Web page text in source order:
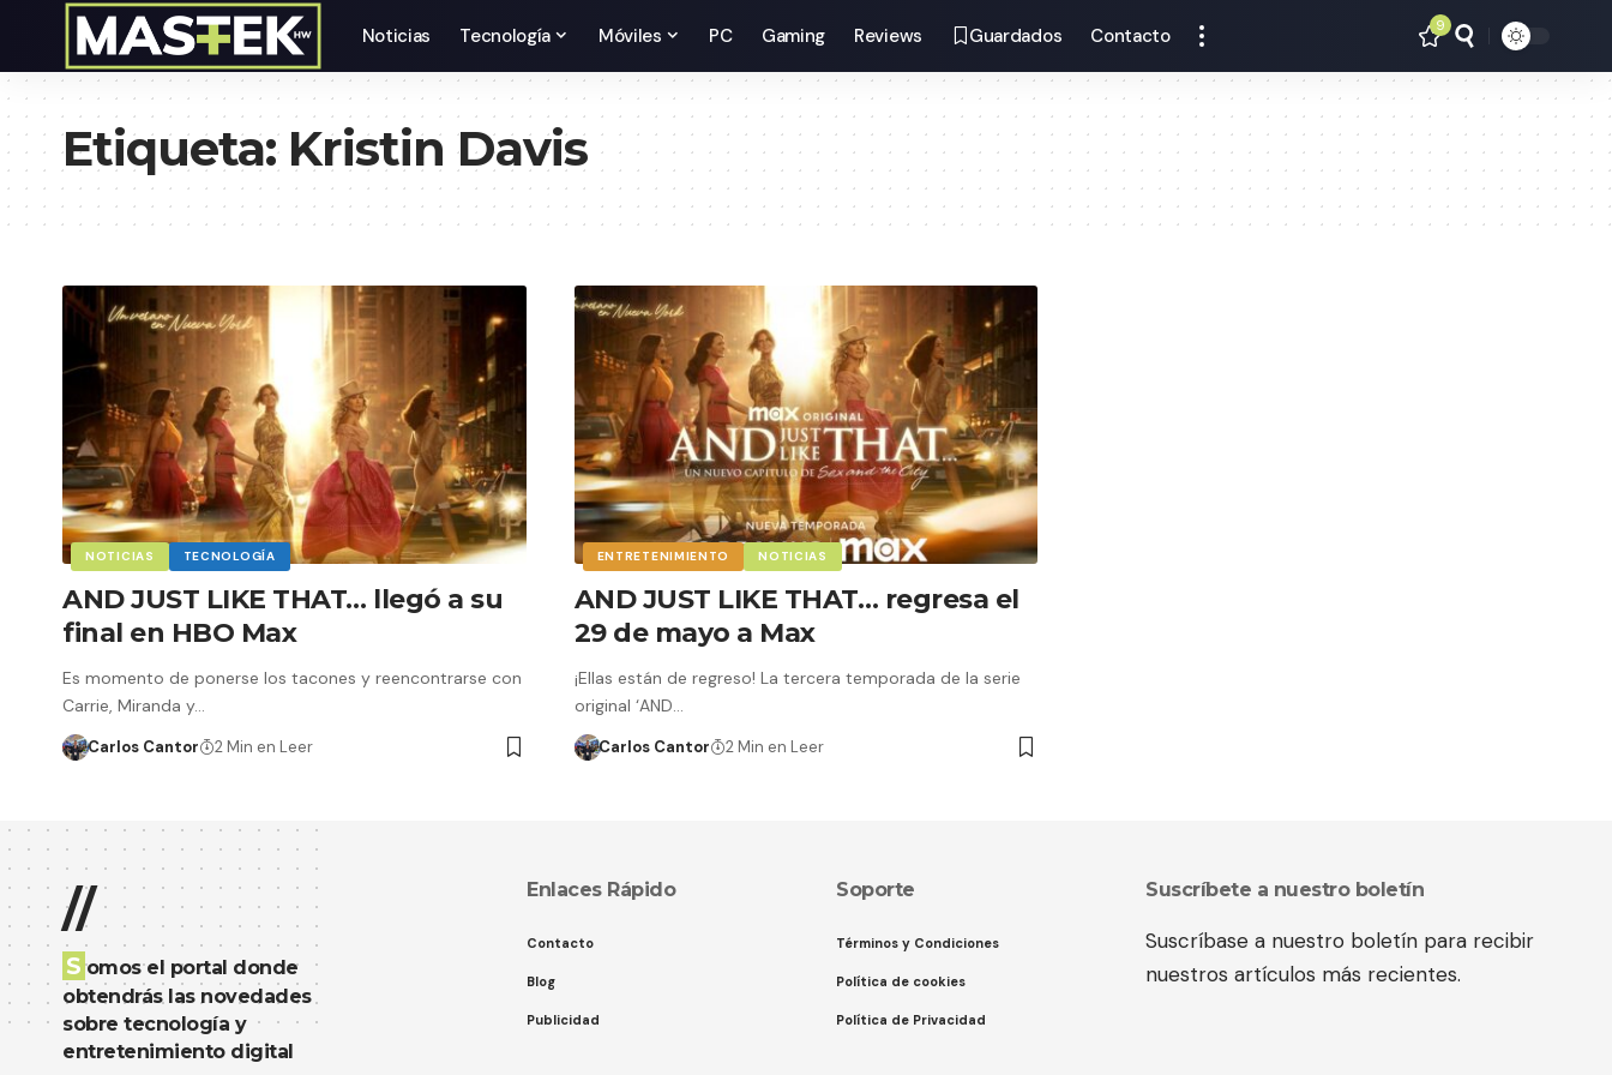
Noticias Tecnología Móviles PC Gaming Reviews Guardados Contacto 9
Etiqueta: Kristin Davis
NOTICIAS TECNOLOGÍA
AND JUST LIKE THAT… llegó a su
final en HBO Max
Es momento de ponerse los tacones y reencontrarse con
Carrie, Miranda y…
Carlos Cantor 2 Min en Leer
ENTRETENIMIENTO NOTICIAS
AND JUST LIKE THAT… regresa el
29 de mayo a Max
¡Ellas están de regreso! La tercera temporada de la serie
original ‘AND…
Carlos Cantor 2 Min en Leer
//
S omos el portal donde
obtendrás las novedades
sobre tecnología y
entretenimiento digital
Enlaces Rápido
Contacto
Blog
Publicidad
Soporte
Términos y Condiciones
Política de cookies
Política de Privacidad
Suscríbete a nuestro boletín
Suscríbase a nuestro boletín para recibir
nuestros artículos más recientes.